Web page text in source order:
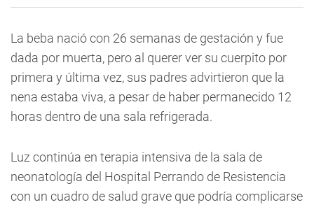
La beba nació con 26 semanas de gestación y fue
dada por muerta, pero al querer ver su cuerpito por
primera y última vez, sus padres advirtieron que la
nena estaba viva, a pesar de haber permanecido 12
horas dentro de una sala refrigerada.
Luz continúa en terapia intensiva de la sala de
neonatología del Hospital Perrando de Resistencia
con un cuadro de salud grave que podría complicarse